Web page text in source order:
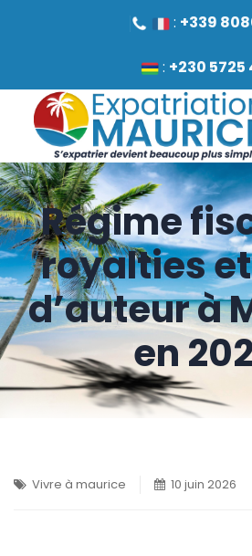
: +339
: +230 5725
Régime
royalties
d’auteur à
en
Vivre à maurice 10 juin 2026